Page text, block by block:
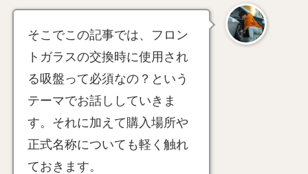
そこでこの記事では、フロン
トガラスの交換時に使用され
る吸盤って必須なの？という
テーマでお話ししていきま
す。それに加えて購入場所や
正式名称についても軽く触れ
ておきます。